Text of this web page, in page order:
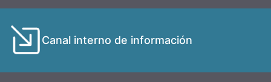
Canal interno de información